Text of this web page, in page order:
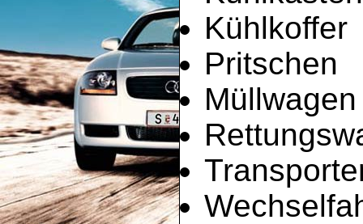
Kühlkoffer
Pritschen
Müllwagen